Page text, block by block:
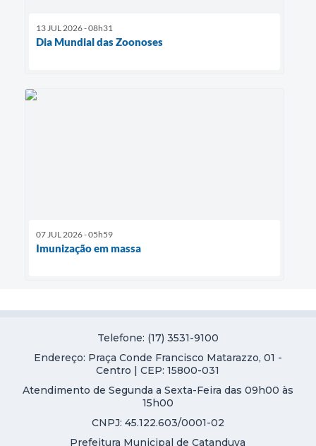
13 JUL 2026 - 08h31
Dia Mundial das Zoonoses
07 JUL 2026 - 05h59
Imunização em massa
Telefone: (17) 3531-9100
Endereço: Praça Conde Francisco Matarazzo, 01 -
Centro | CEP: 15800-031
Atendimento de Segunda a Sexta-Feira das 09h00 às
15h00
CNPJ: 45.122.603/0001-02
Prefeitura Municipal de Catanduva